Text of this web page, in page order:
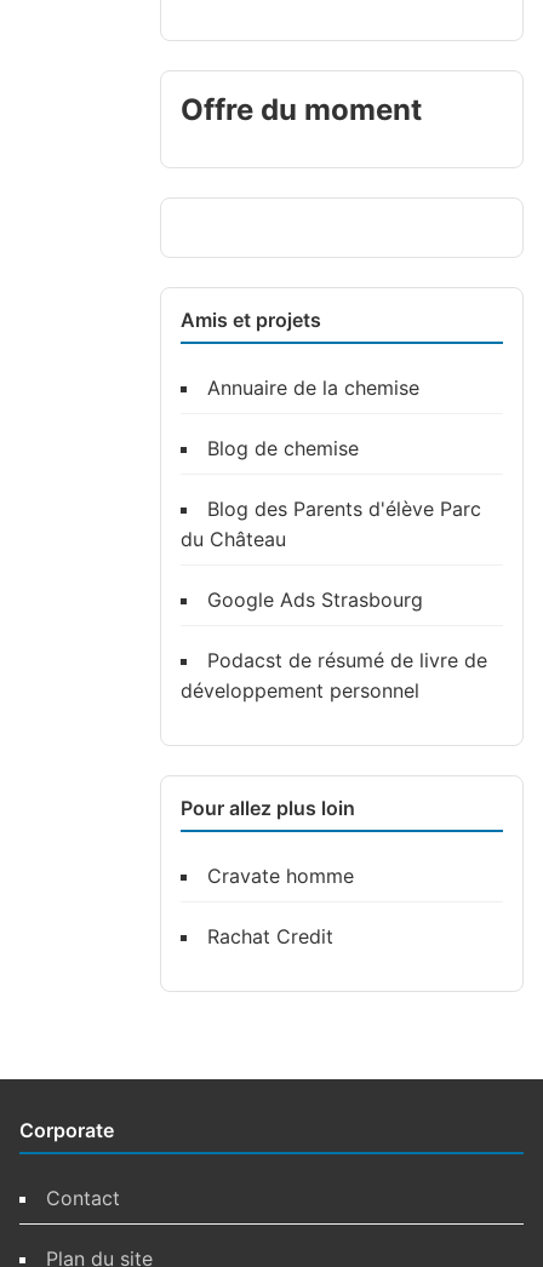
Offre du moment
Amis et projets
Annuaire de la chemise
Blog de chemise
Blog des Parents d'élève Parc
du Château
Google Ads Strasbourg
Podacst de résumé de livre de
développement personnel
Pour allez plus loin
Cravate homme
Rachat Credit
Corporate
Contact
Plan du site